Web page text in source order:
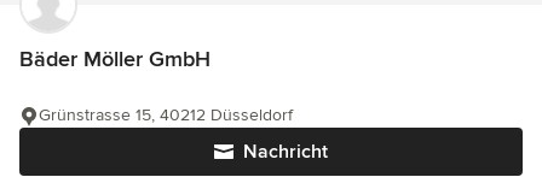
Bäder Möller GmbH
Nachricht
Grünstrasse 15, 40212 Düsseldorf